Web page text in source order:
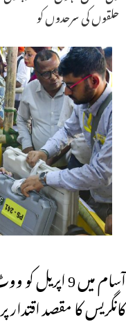
حلقوں کی سرحدوں کو
آسام میں 9
کانگریس کا مقصد اقتدار